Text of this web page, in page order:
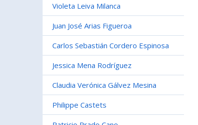
Violeta Leiva Milanca
Juan José Arias Figueroa
Carlos Sebastián Cordero Espinosa
Jessica Mena Rodríguez
Claudia Verónica Gálvez Mesina
Philippe Castets